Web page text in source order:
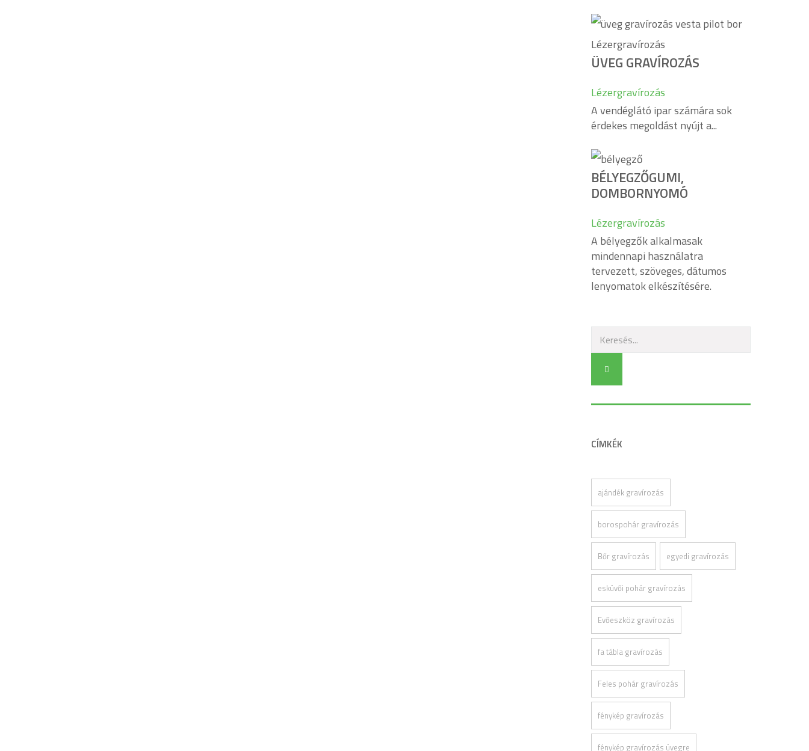
ÜVEG GRAVÍROZÁS
Lézergravírozás
A vendéglátó ipar számára sok
érdekes megoldást nyújt a...
BÉLYEGZŐGUMI,
DOMBORNYOMÓ
Lézergravírozás
A bélyegzők alkalmasak
mindennapi használatra
tervezett, szöveges, dátumos
lenyomatok elkészítésére.
CÍMKÉK
ajándék gravírozás
borospohár gravírozás
Bőr gravírozás egyedi gravírozás
esküvői pohár gravírozás
Evőeszköz gravírozás
fa tábla gravírozás
Feles pohár gravírozás
fénykép gravírozás
fénykép gravírozás üvegre